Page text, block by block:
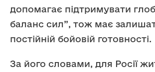
допомагає підтримувати
баланс сил”, тож має
постійній бойовій готовності.
За його словами, для Росії